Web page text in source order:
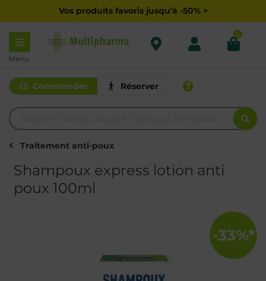
Vos produits favoris jusqu'à -50% >
Menu
0
Commander Réserver
Traitement anti-poux
Shampoux express lotion anti
poux 100ml
-33%*